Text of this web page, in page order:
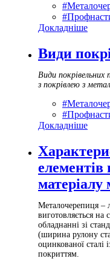
Докладніше
Види
Види покрівельних
з покрівлею з
Докладніше
елементів
матеріалу
Металочерепиця –
виготовляється на
обладнанні зі
(ширина рулону
оцинкованої сталі
покриттям.